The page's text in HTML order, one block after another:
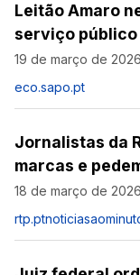
Leitão Amaro
serviço público
19 de março de
eco.sapo.pt
Jornalistas da
marcas e
18 de março de
rtp.pt